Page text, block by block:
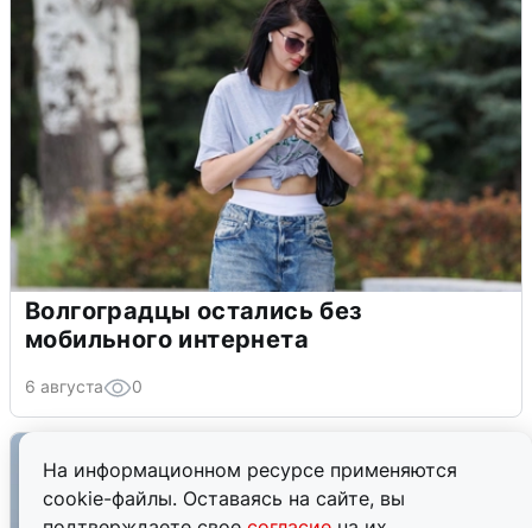
На информационном ресурсе применяются
cookie-файлы. Оставаясь на сайте, вы
Волгоградцы остались без
мобильного интернета
6 августа 0